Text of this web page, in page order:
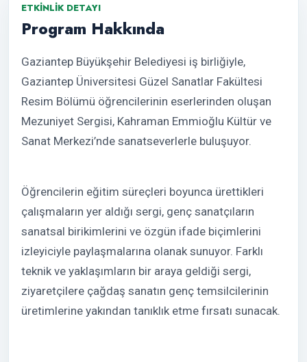
ETKINLIK DETAYI
Program Hakkında
Gaziantep Büyükşehir Belediyesi iş birliğiyle,
Gaziantep Üniversitesi Güzel Sanatlar Fakültesi
Resim Bölümü öğrencilerinin eserlerinden oluşan
Mezuniyet Sergisi, Kahraman Emmioğlu Kültür ve
Sanat Merkezi’nde sanatseverlerle buluşuyor.
Öğrencilerin eğitim süreçleri boyunca ürettikleri
çalışmaların yer aldığı sergi, genç sanatçıların
sanatsal birikimlerini ve özgün ifade biçimlerini
izleyiciyle paylaşmalarına olanak sunuyor. Farklı
teknik ve yaklaşımların bir araya geldiği sergi,
ziyaretçilere çağdaş sanatın genç temsilcilerinin
üretimlerine yakından tanıklık etme fırsatı sunacak.